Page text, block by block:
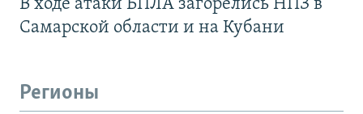
В ходе атаки БПЛА загорелись НПЗ в
Самарской области и на Кубани
Регионы